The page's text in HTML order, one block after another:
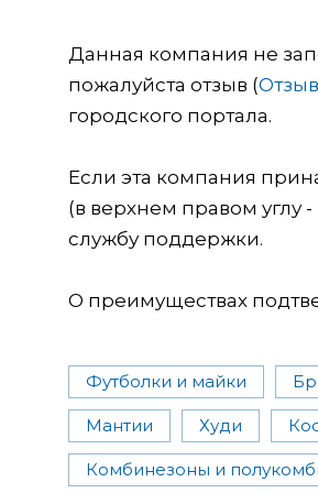
Данная компания не
пожалуйста отзыв (
городского портала.
Если эта компания
(в верхнем правом углу
службу поддержки.
О преимуществах
Футболки и майки
Мантии Худи
Комбинезоны и